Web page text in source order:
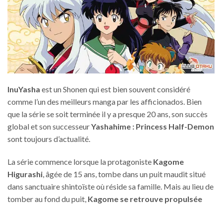
InuYasha est un Shonen qui est bien souvent considéré
comme l’un des meilleurs manga par les afficionados. Bien
que la série se soit terminée il y a presque 20 ans, son succès
global et son successeurYashahime : Princess Half-Demon
sont toujours d’actualité.
La série commence lorsque la protagoniste Kagome
Higurashi, âgée de 15 ans, tombe dans un puit maudit situé
dans sanctuaire shintoïste où réside sa famille. Mais au lieu de
tomber au fond du puit, Kagome se retrouve propulsée